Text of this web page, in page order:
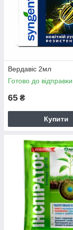
Вердавіс 2мл
Готово до відправки
65 ₴
Купити